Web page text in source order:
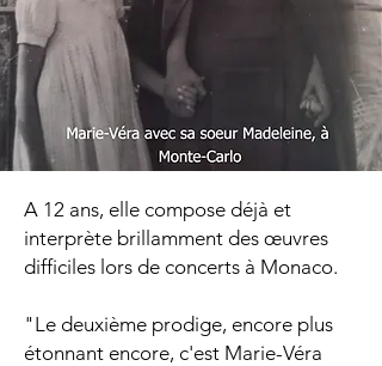
A 12 ans, elle compose déjà et
interprète brillamment des œuvres
difficiles lors de concerts à Monaco.
"Le deuxième prodige, encore plus
étonnant encore, c'est Marie-Véra